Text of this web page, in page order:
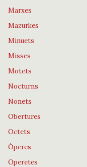
Marxes
Mazurkes
Minuets
Misses
Motets
Nocturns
Nonets
Obertures
Octets
Òperes
Operetes